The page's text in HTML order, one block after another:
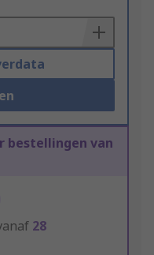
bestellingen van
28